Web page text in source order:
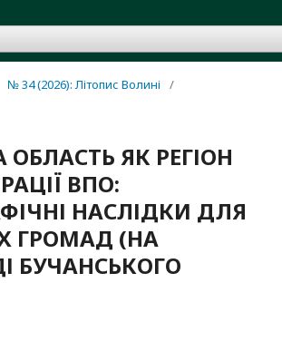
№ 34 (2026): Літопис Волині
/
ОБЛАСТЬ ЯК РЕГІОН
ВПО:
НАСЛІДКИ ДЛЯ
ГРОМАД (НА
БУЧАНСЬКОГО